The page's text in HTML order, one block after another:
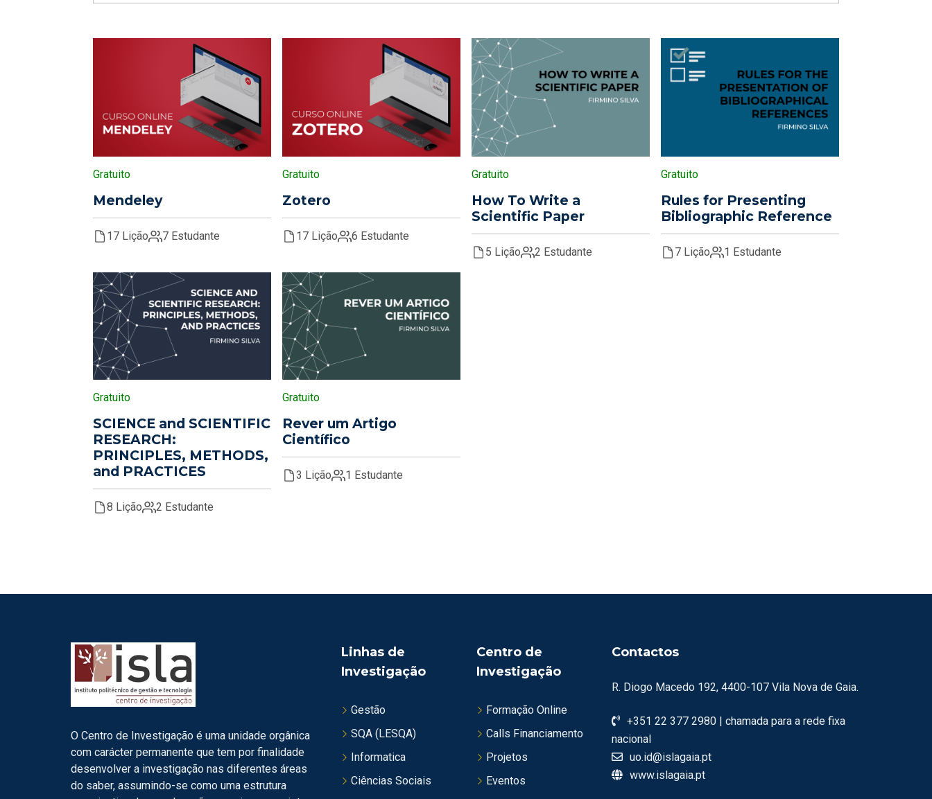
Gratuito
Mendeley
17 Lição 7 Estudante
Gratuito
Zotero
17 Lição 6 Estudante
Gratuito
How To Write a
Scientific Paper
5 Lição 2 Estudante
Gratuito
Rules for Presenting
Bibliographic Reference
7 Lição 1 Estudante
Gratuito
SCIENCE and SCIENTIFIC
RESEARCH:
PRINCIPLES, METHODS,
and PRACTICES
8 Lição 2 Estudante
Gratuito
Rever um Artigo
Científico
3 Lição 1 Estudante
O Centro de Investigação é uma unidade orgânica
com carácter permanente que tem por finalidade
desenvolver a investigação nas diferentes áreas
do saber, assumindo-se como uma estrutura
Linhas de
Investigação
Gestão
SQA (LESQA)
Informatica
Ciências Sociais
Centro de
Investigação
Formação Online
Calls Financiamento
Projetos
Eventos
Contactos
R. Diogo Macedo 192, 4400-107 Vila Nova de Gaia.
+351 22 377 2980 | chamada para a rede fixa
nacional
uo.id@islagaia.pt
www.islagaia.pt